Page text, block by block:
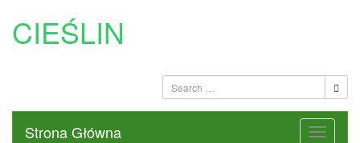
CIEŚLIN
Strona Główna